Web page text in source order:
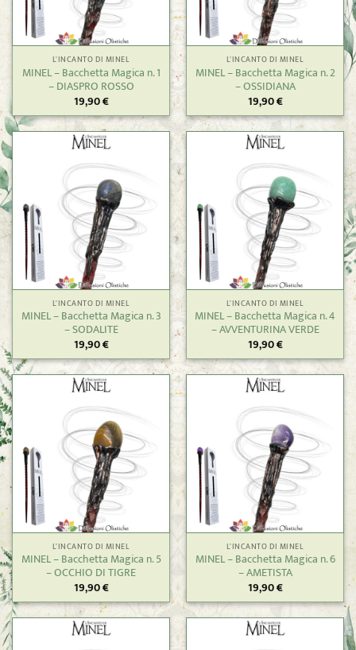
L'INCANTO DI MINEL
MINEL – Bacchetta Magica n. 1
– DIASPRO ROSSO
19,90€
L'INCANTO DI MINEL
MINEL – Bacchetta Magica n. 2
– OSSIDIANA
19,90€
L'INCANTO DI MINEL
MINEL – Bacchetta Magica n. 3
– SODALITE
19,90€
L'INCANTO DI MINEL
MINEL – Bacchetta Magica n. 4
– AVVENTURINA VERDE
19,90€
L'INCANTO DI MINEL
MINEL – Bacchetta Magica n. 5
– OCCHIO DI TIGRE
19,90€
L'INCANTO DI MINEL
MINEL – Bacchetta Magica n. 6
– AMETISTA
19,90€